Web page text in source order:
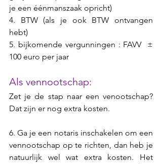
je een éénmanszaak opricht)
4. BTW (als je ook BTW ontvangen
hebt)
5. bijkomende vergunningen : FAVV  ±
100 euro per jaar
Als vennootschap:
Zet je de stap naar een venootschap?
Dat zijn er nog extra kosten.
6. Ga je een notaris inschakelen om een
vennootschap op te richten, dan heb je
natuurlijk wel wat extra kosten. Het